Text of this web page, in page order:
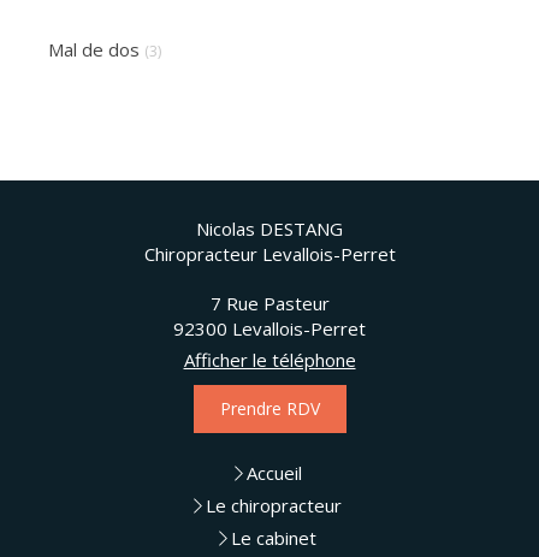
Mal de dos (3)
Nicolas DESTANG
Chiropracteur Levallois-Perret
7 Rue Pasteur
92300 Levallois-Perret
Afficher le téléphone
Prendre RDV
Accueil
Le chiropracteur
Le cabinet